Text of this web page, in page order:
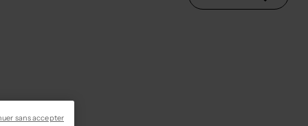
sans accepter